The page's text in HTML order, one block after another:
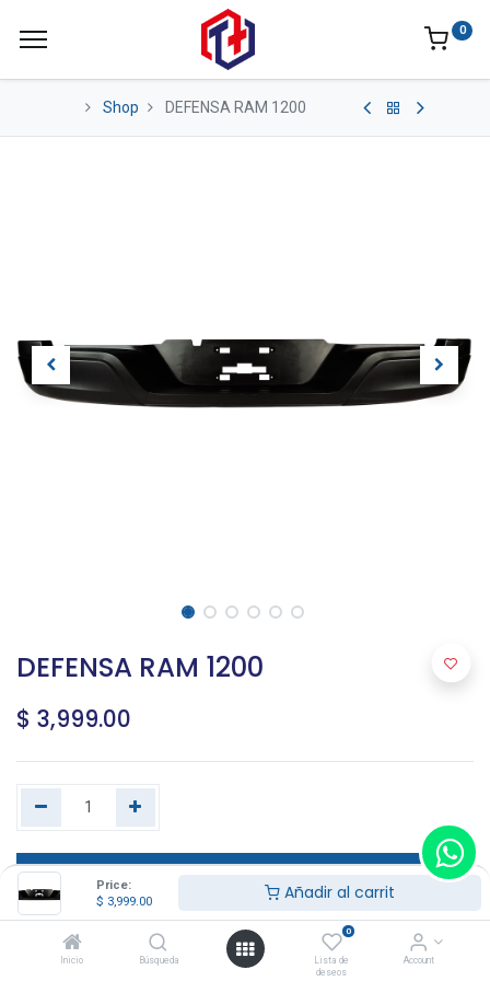
Price:
$ 3,999.00 Añadir al carrit
Inicio Búsqueda
0
Lista de
deseos
Account
0
Shop DEFENSA RAM 1200
DEFENSA RAM 1200
$ 3,999.00
Agregar al carrito
Terms and Conditions